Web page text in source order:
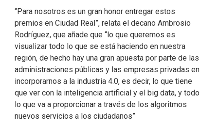
“Para nosotros es un gran honor entregar estos
premios en Ciudad Real”, relata el decano Ambrosio
Rodríguez, que añade que “lo que queremos es
visualizar todo lo que se está haciendo en nuestra
región, de hecho hay una gran apuesta por parte de las
administraciones públicas y las empresas privadas en
incorporarnos a la industria 4.0, es decir, lo que tiene
que ver con la inteligencia artificial y el big data, y todo
lo que va a proporcionar a través de los algoritmos
nuevos servicios a los ciudadanos”